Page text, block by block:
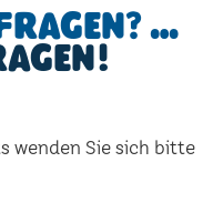
…
wenden Sie sich bitte